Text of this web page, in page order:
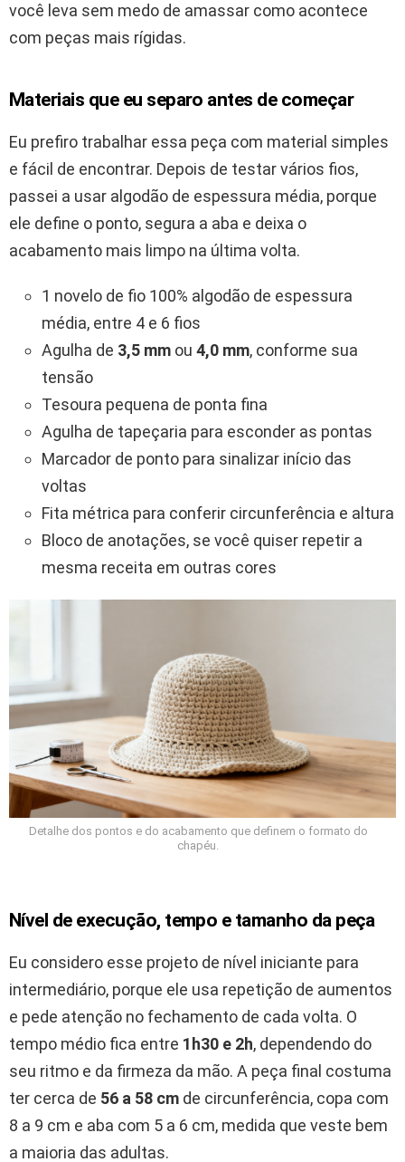
você leva sem medo de amassar como acontece
com peças mais rígidas.
Materiais que eu separo antes de começar
Eu prefiro trabalhar essa peça com material simples
e fácil de encontrar. Depois de testar vários fios,
passei a usar algodão de espessura média, porque
ele define o ponto, segura a aba e deixa o
acabamento mais limpo na última volta.
1 novelo de fio 100% algodão de espessura
média, entre 4 e 6 fios
Agulha de 3,5 mm ou 4,0 mm, conforme sua
tensão
Tesoura pequena de ponta fina
Agulha de tapeçaria para esconder as pontas
Marcador de ponto para sinalizar início das
voltas
Fita métrica para conferir circunferência e altura
Bloco de anotações, se você quiser repetir a
mesma receita em outras cores
Detalhe dos pontos e do acabamento que definem o formato do
chapéu.
Nível de execução, tempo e tamanho da peça
Eu considero esse projeto de nível iniciante para
intermediário, porque ele usa repetição de aumentos
e pede atenção no fechamento de cada volta. O
tempo médio fica entre 1h30 e 2h, dependendo do
seu ritmo e da firmeza da mão. A peça final costuma
ter cerca de 56 a 58 cm de circunferência, copa com
8 a 9 cm e aba com 5 a 6 cm, medida que veste bem
a maioria das adultas.